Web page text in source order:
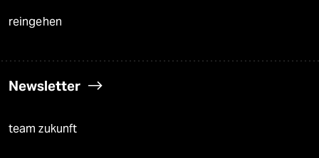
reingehen
Newsletter
team zukunft